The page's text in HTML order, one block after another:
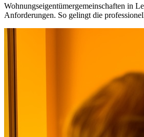
Wohnungseigentümergemeinschaften in
Anforderungen. So gelingt die